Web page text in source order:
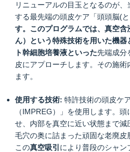
リニューアルの目玉となるのが
する最先端の頭皮ケア「頭頭脳(と
す。このプログラムでは、真空含
ん）という特殊技術を用いた機器
ト幹細胞培養液といった先端成分
皮にアプローチします。その施術
ます。
使用する技術: 特許技術の頭皮ケ
（IMPREG）」を使用します。
せ、内部を真空に近い状態まで減
毛穴の奥に詰まった頑固な老廃皮
この真空吸引 により普段のシャン